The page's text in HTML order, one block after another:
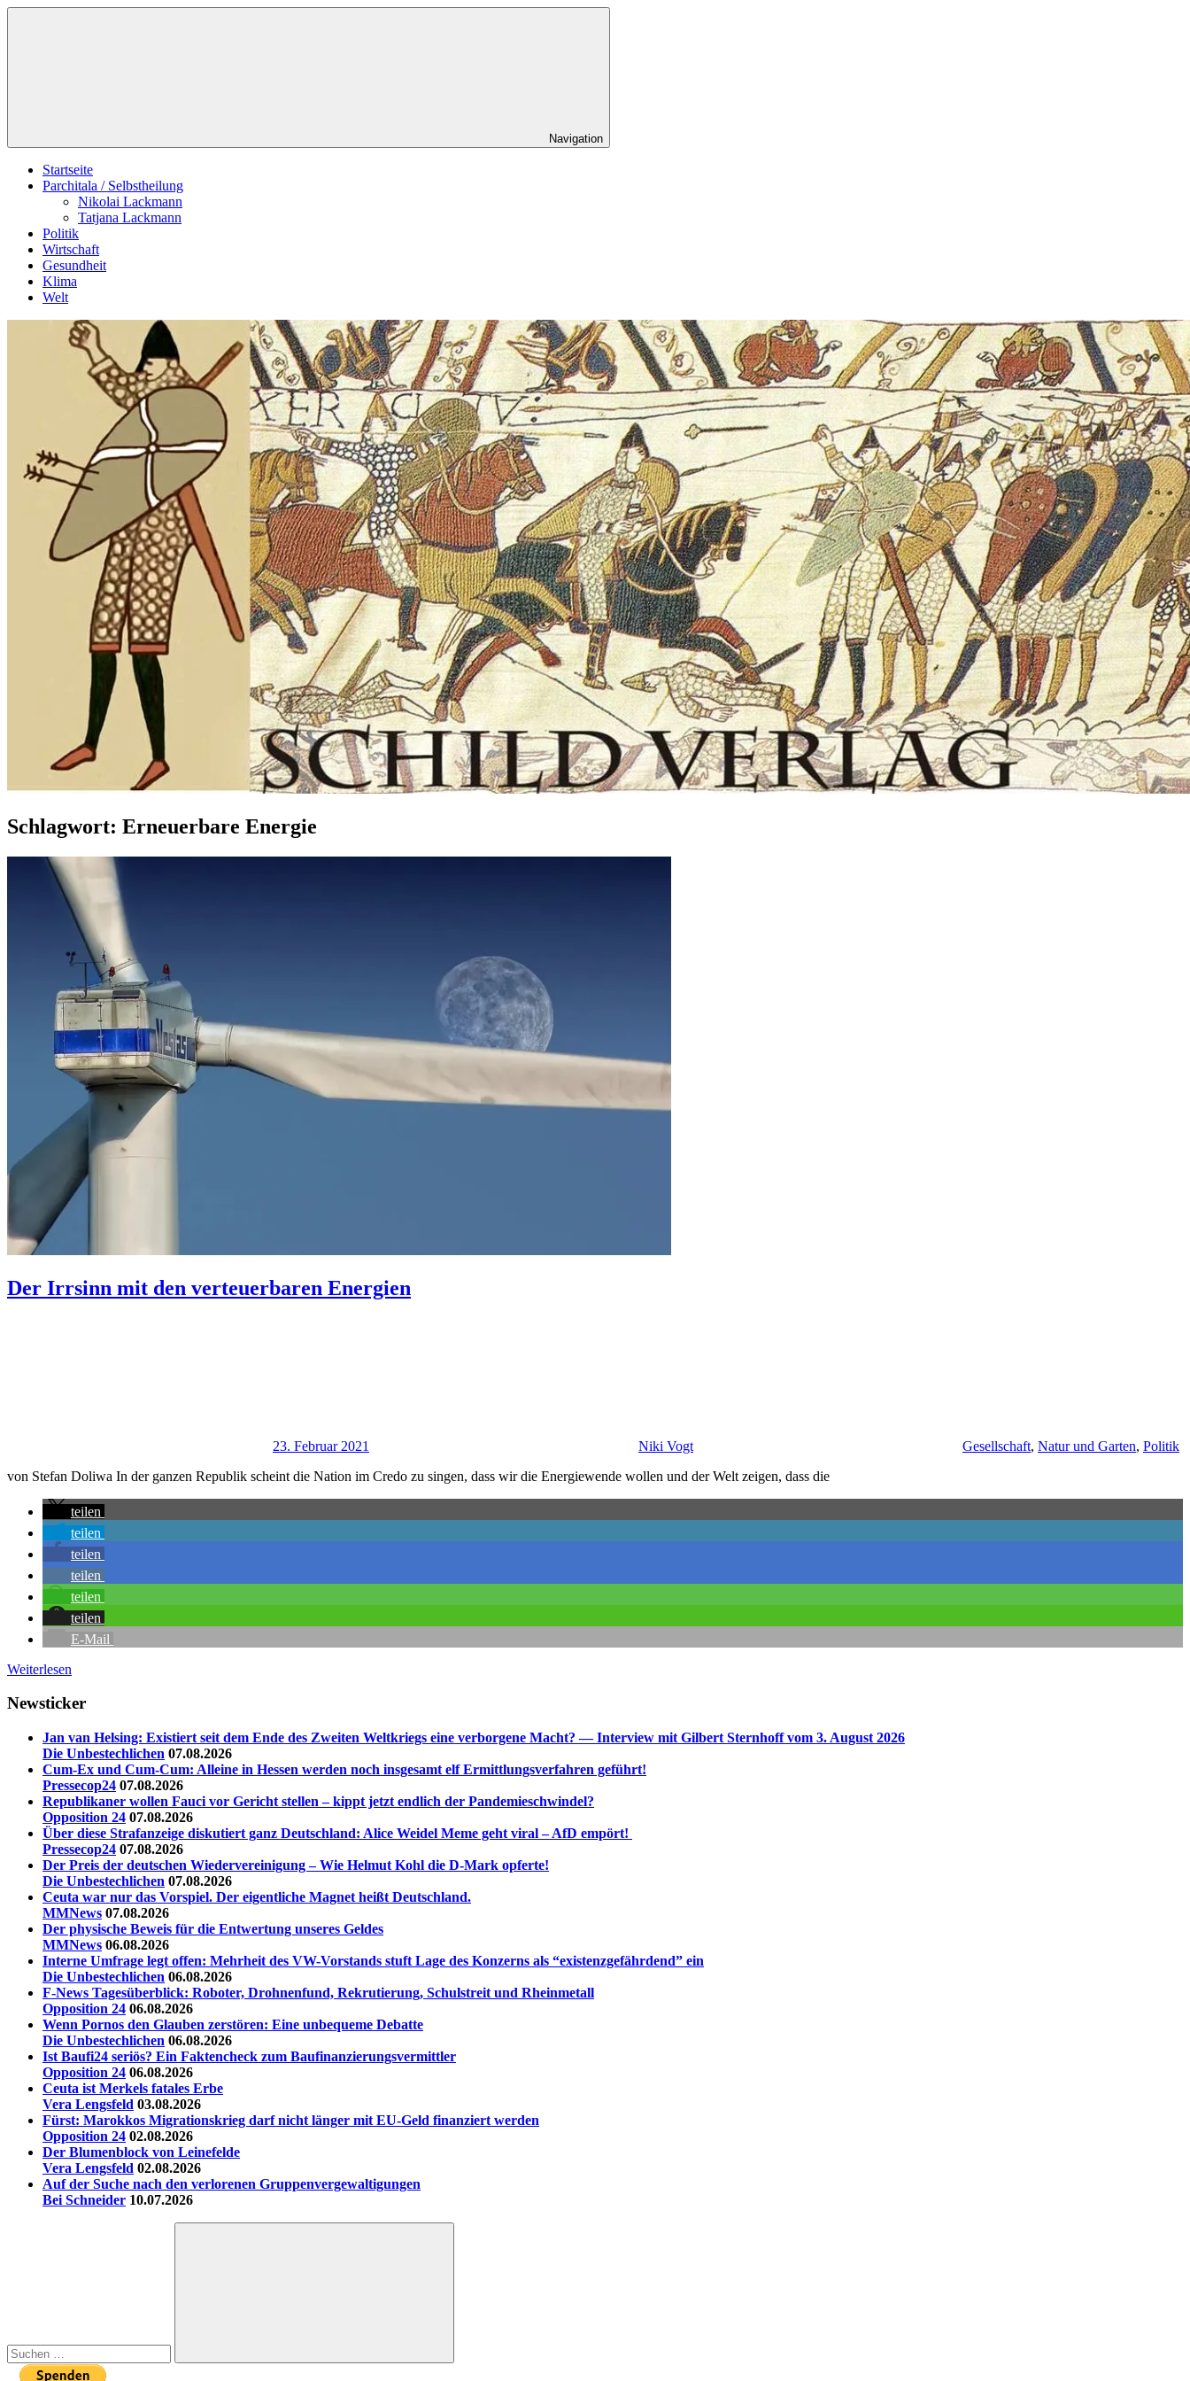
Zum
Navigation
Startseite
Parchitala / Selbstheilung
Nikolai Lackmann
Tatjana Lackmann
Politik
Wirtschaft
Gesundheit
Klima
Welt
Schlagwort: Erneuerbare Energie
Der Irrsinn mit den verteuerbaren Energien
23. Februar 2021 Niki Vogt Gesellschaft, Natur und Garten, Politik
von Stefan Doliwa In der ganzen Republik scheint die Nation im Credo zu singen, dass wir die Energiewende wollen und der Welt zeigen, dass die
teilen
teilen
teilen
teilen
teilen
teilen
E-Mail
Weiterlesen
Newsticker
Jan van Helsing: Existiert seit dem Ende des Zweiten Weltkriegs eine verborgene Macht? — Interview mit Gilbert Sternhoff vom 3. August 2026
Die Unbestechlichen 07.08.2026
Cum-Ex und Cum-Cum: Alleine in Hessen werden noch insgesamt elf Ermittlungsverfahren geführt!
Pressecop24 07.08.2026
Republikaner wollen Fauci vor Gericht stellen – kippt jetzt endlich der Pandemieschwindel?
Opposition 24 07.08.2026
Über diese Strafanzeige diskutiert ganz Deutschland: Alice Weidel Meme geht viral – AfD empört!
Pressecop24 07.08.2026
Der Preis der deutschen Wiedervereinigung – Wie Helmut Kohl die D‑Mark opferte!
Die Unbestechlichen 07.08.2026
Ceuta war nur das Vorspiel. Der eigentliche Magnet heißt Deutschland.
MMNews 07.08.2026
Der physische Beweis für die Entwertung unseres Geldes
MMNews 06.08.2026
Interne Umfrage legt offen: Mehrheit des VW-Vorstands stuft Lage des Konzerns als “existenzgefährdend” ein
Die Unbestechlichen 06.08.2026
F-News Tagesüberblick: Roboter, Drohnenfund, Rekrutierung, Schulstreit und Rheinmetall
Opposition 24 06.08.2026
Wenn Pornos den Glauben zerstören: Eine unbequeme Debatte
Die Unbestechlichen 06.08.2026
Ist Baufi24 seriös? Ein Faktencheck zum Baufinanzierungsvermittler
Opposition 24 06.08.2026
Ceuta ist Merkels fatales Erbe
Vera Lengsfeld 03.08.2026
Fürst: Marokkos Migrationskrieg darf nicht länger mit EU-Geld finanziert werden
Opposition 24 02.08.2026
Der Blumenblock von Leinefelde
Vera Lengsfeld 02.08.2026
Auf der Suche nach den verlorenen Gruppenvergewaltigungen
Bei Schneider 10.07.2026
Suchen